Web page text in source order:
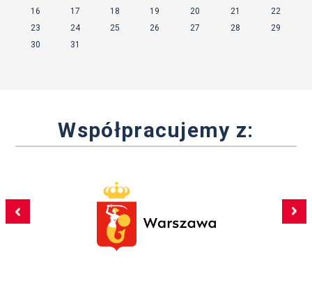
16
17 18 19 20 21
22
23
24 25 26 27 28
29
30
31
Współpracujemy z: